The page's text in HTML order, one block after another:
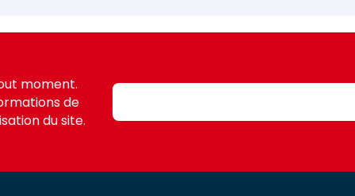
moment.
de
du site.